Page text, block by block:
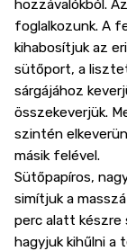
hozzávalókból.
foglalkozunk. A
kihabosítjuk az
sütőport, a
sárgájához
összekeverjük.
szintén
másik felével.
Sütőpapíros,
simítjuk a
perc alatt készre
hagyjuk kihűlni a